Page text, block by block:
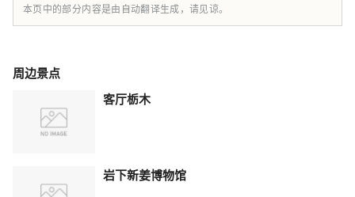
本页中的部分内容是由自动翻译生成，请见谅。
周边景点
客厅栃木
岩下新姜博物馆